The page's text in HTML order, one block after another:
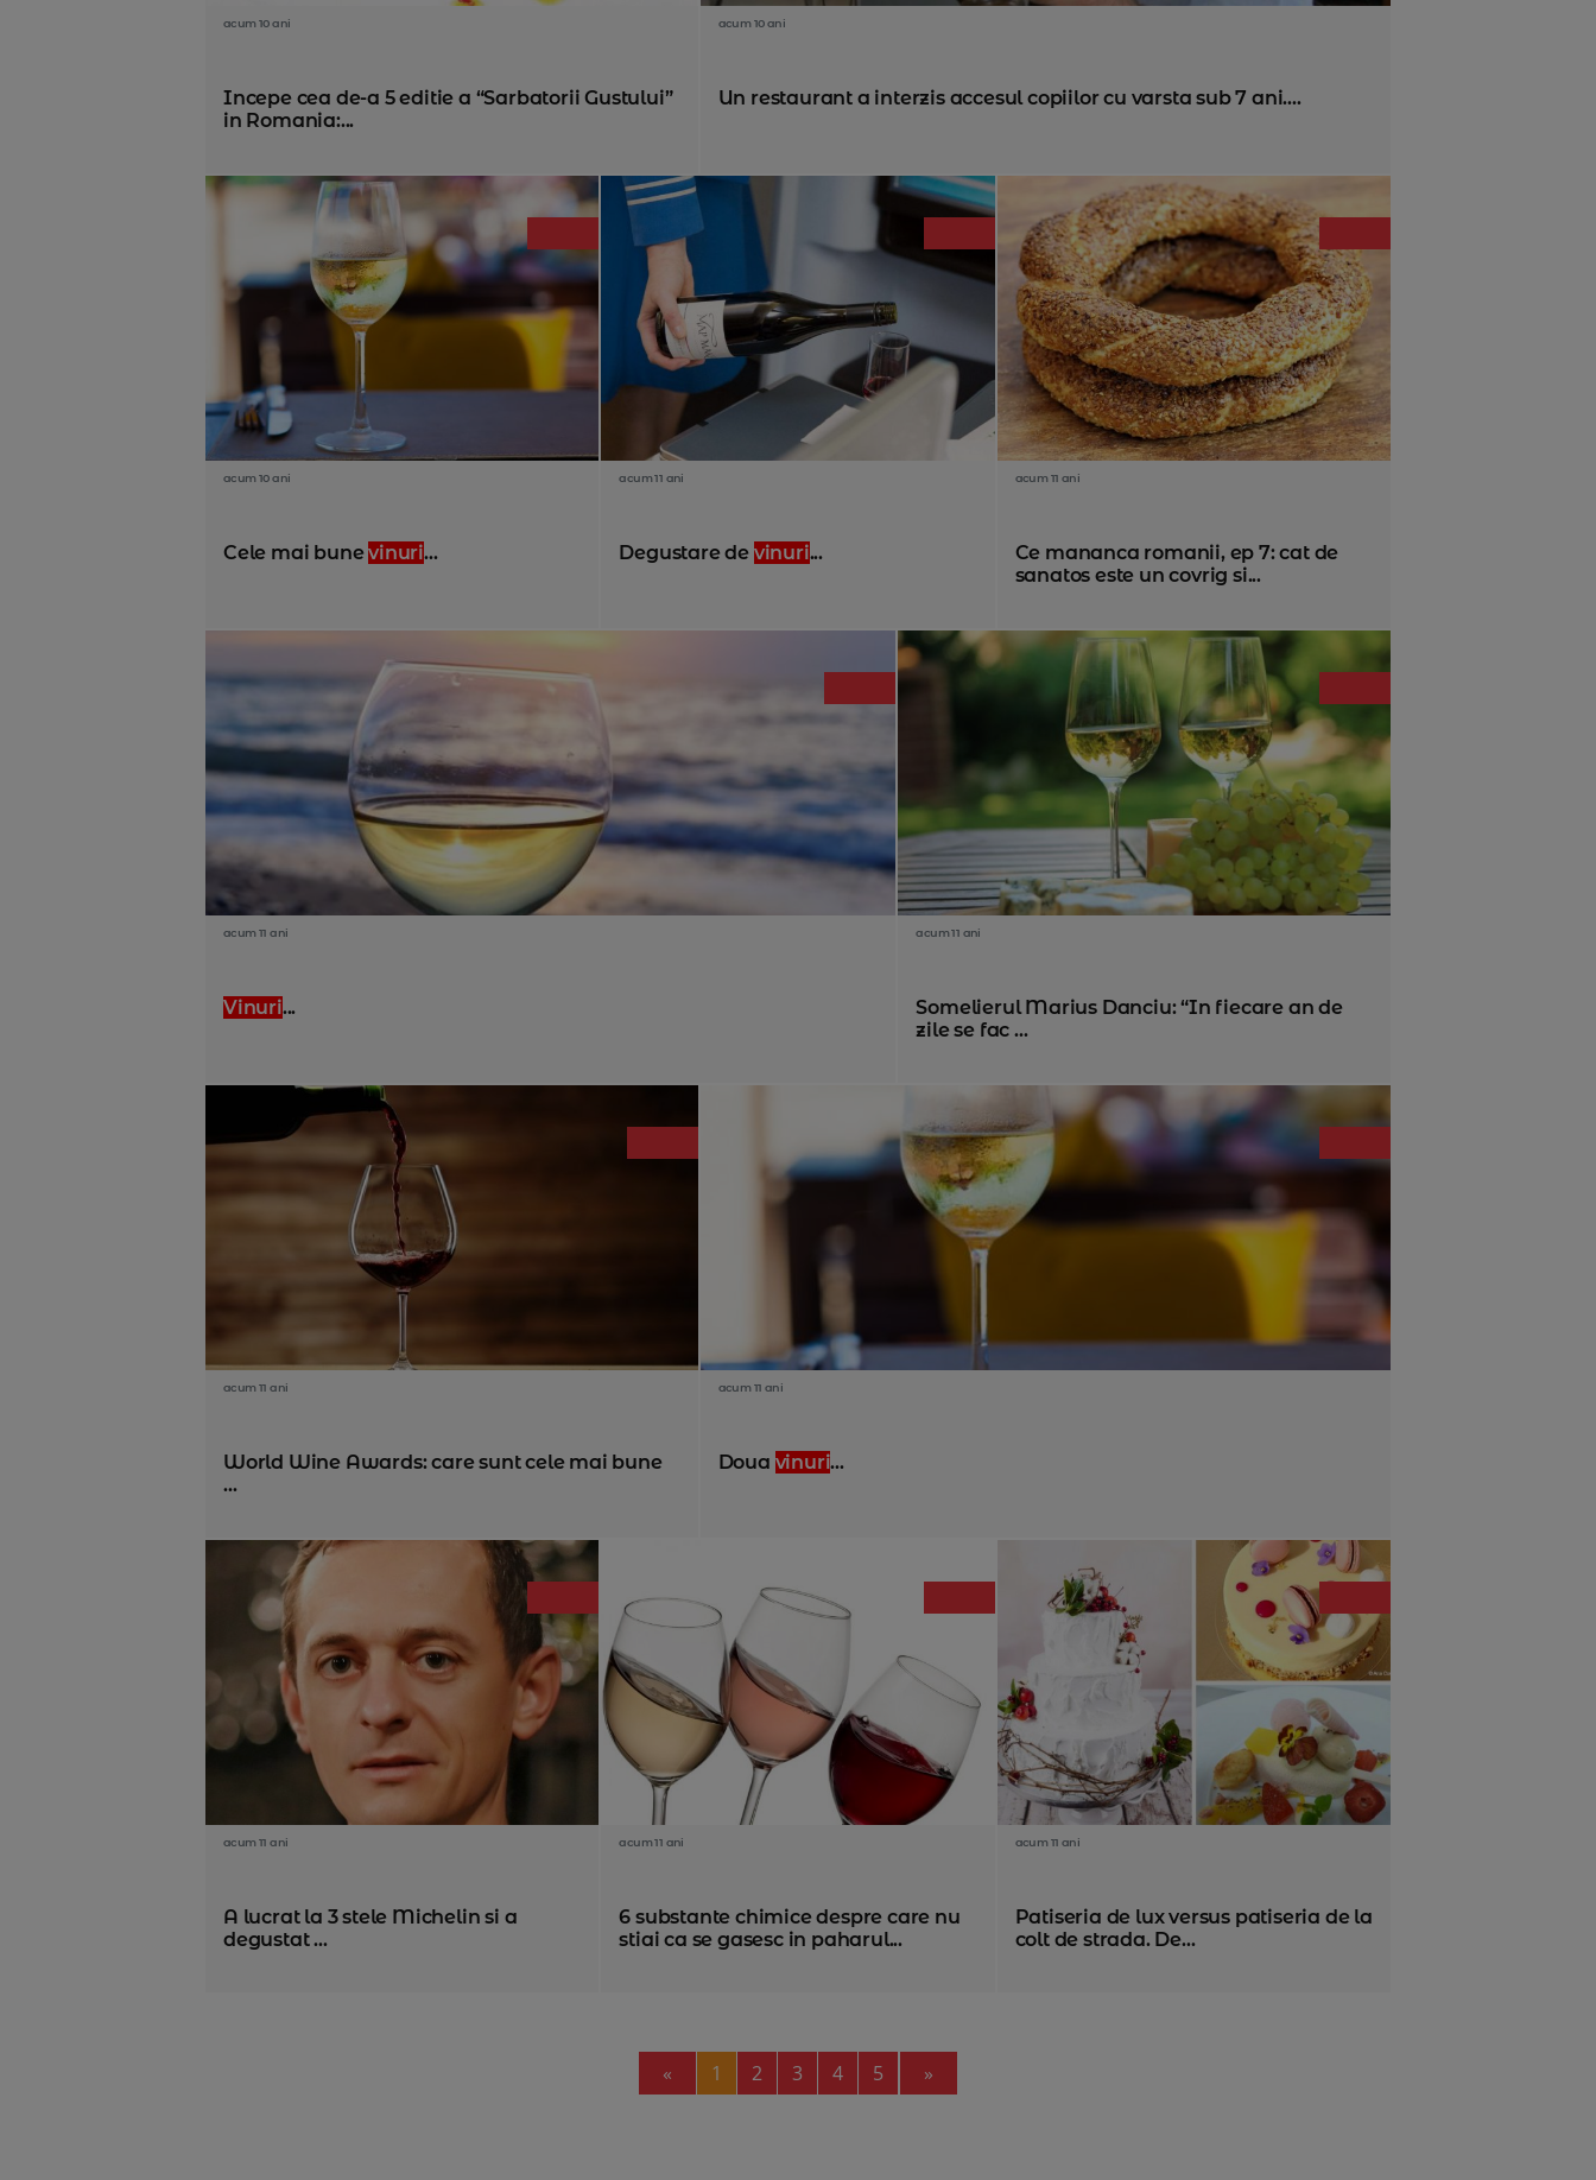
acum 10 ani
Incepe cea de-a 5 editie a “Sarbatorii Gustului”
in Romania:...
acum 10 ani
Un restaurant a interzis accesul copiilor cu varsta sub 7 ani....
acum 10 ani
Cele mai bunevinuri...
acum 11 ani
Degustare de vinuri...
acum 11 ani
Ce mananca romanii, ep 7: cat de
sanatos este un covrig si...
acum 11 ani
Vinuri...
acum 11 ani
Somelierul Marius Danciu: “In fiecare an de
zile se fac ...
acum 11 ani
World Wine Awards: care sunt cele mai bune
...
acum 11 ani
Doua vinuri...
acum 11 ani
A lucrat la 3 stele Michelin si a
degustat ...
acum 11 ani
6 substante chimice despre care nu
stiai ca se gasesc in paharul...
acum 11 ani
Patiseria de lux versus patiseria de la
colt de strada. De...
« Previous
1 2 3 4 5 »